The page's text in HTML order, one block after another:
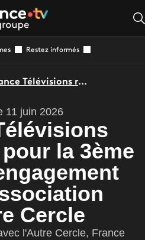
Restez informés
France Télévisions renouvelle pour la 3ème fois son engagement avec l'association L'Autre Cercle
11 juin 2026
la 3ème
Cercle
l'Autre Cercle, France